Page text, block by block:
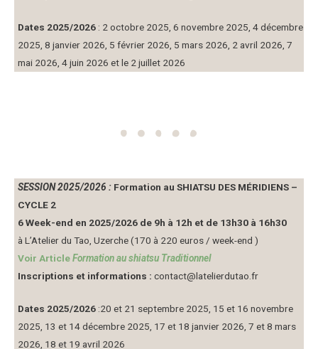
Dates 2025/2026 : 2 octobre 2025, 6 novembre 2025, 4 décembre
2025, 8 janvier 2026, 5 février 2026, 5 mars 2026, 2 avril 2026, 7
mai 2026, 4 juin 2026 et le 2 juillet 2026
SESSION 2025/2026 : Formation au SHIATSU DES MÉRIDIENS –
CYCLE 2
6 Week-end en 2025/2026 de 9h à 12h et de 13h30 à 16h30
à L’Atelier du Tao, Uzerche (170 à 220 euros / week-end )
Voir ArticleFormation au shiatsu Traditionnel
Inscriptions et informations : contact@latelierdutao.fr
Dates 2025/2026 :20 et 21 septembre 2025, 15 et 16 novembre
2025, 13 et 14 décembre 2025, 17 et 18 janvier 2026, 7 et 8 mars
2026, 18 et 19 avril 2026